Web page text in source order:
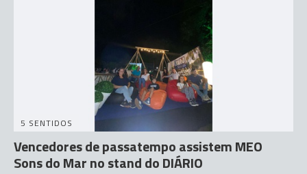
5 SENTIDOS
Vencedores de passatempo assistem MEO
Sons do Mar no stand do DIÁRIO